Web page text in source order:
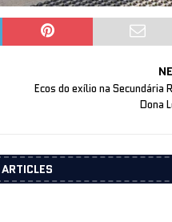
Ecos do exílio na Secundária
Dona